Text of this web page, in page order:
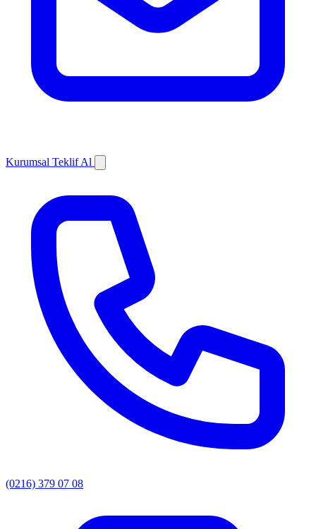
Kurumsal Teklif Al
(0216) 379 07 08